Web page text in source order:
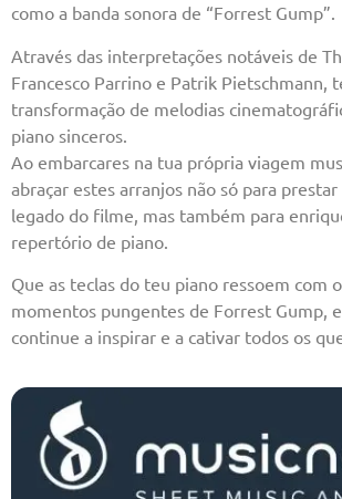
como a banda sonora de “Forrest Gump”.
Através das interpretações notáveis de
Francesco Parrino e Patrik Pietschmann,
transformação de melodias
piano sinceros.
Ao embarcares na tua própria viagem
abraçar estes arranjos não só para
legado do filme, mas também para
repertório de piano.
Que as teclas do teu piano ressoem com
momentos pungentes de Forrest Gump,
continue a inspirar e a cativar todos os